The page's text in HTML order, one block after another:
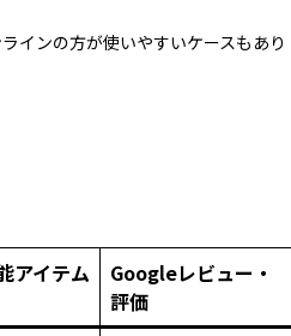
インの方が使いやすいケースもあり
アイテム
Googleレビュー・
評価